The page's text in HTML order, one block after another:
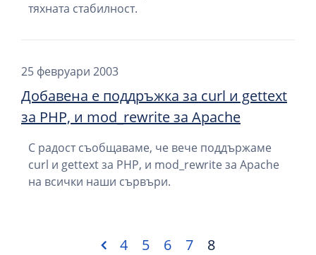
тяхната стабилност.
25 февруари 2003
Добавена е поддръжка за curl и gettext
за PHP, и mod_rewrite за Apache
С радост съобщаваме, че вече поддържаме
curl и gettext за PHP, и mod_rewrite за Apache
на всички наши сървъри.
4 5 6 7 8